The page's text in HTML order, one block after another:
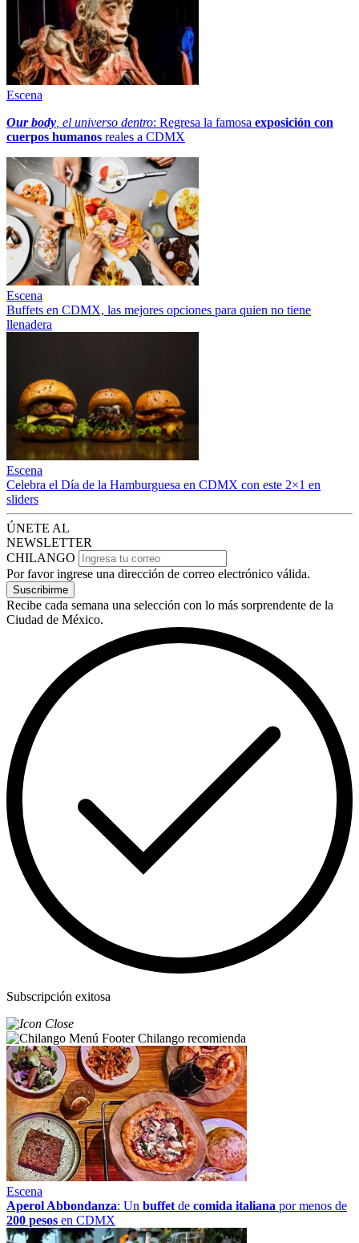
Escena
Our body , el universo dentro: Regresa la famosa exposición con
cuerpos humanos reales a CDMX
Escena
Buffets en CDMX, las mejores opciones para quien no tiene
llenadera
Escena
Celebra el Día de la Hamburguesa en CDMX con este 2×1 en
sliders
ÚNETE AL
NEWSLETTER
CHILANGO
Por favor ingrese una dirección de correo electrónico válida.
Suscribirme
Recibe cada semana una selección con lo más sorprendente de la
Ciudad de México.
Subscripción exitosa
Chilango recomienda
Escena
Aperol Abbondanza: Un buffet de comida italiana por menos de
200 pesos en CDMX